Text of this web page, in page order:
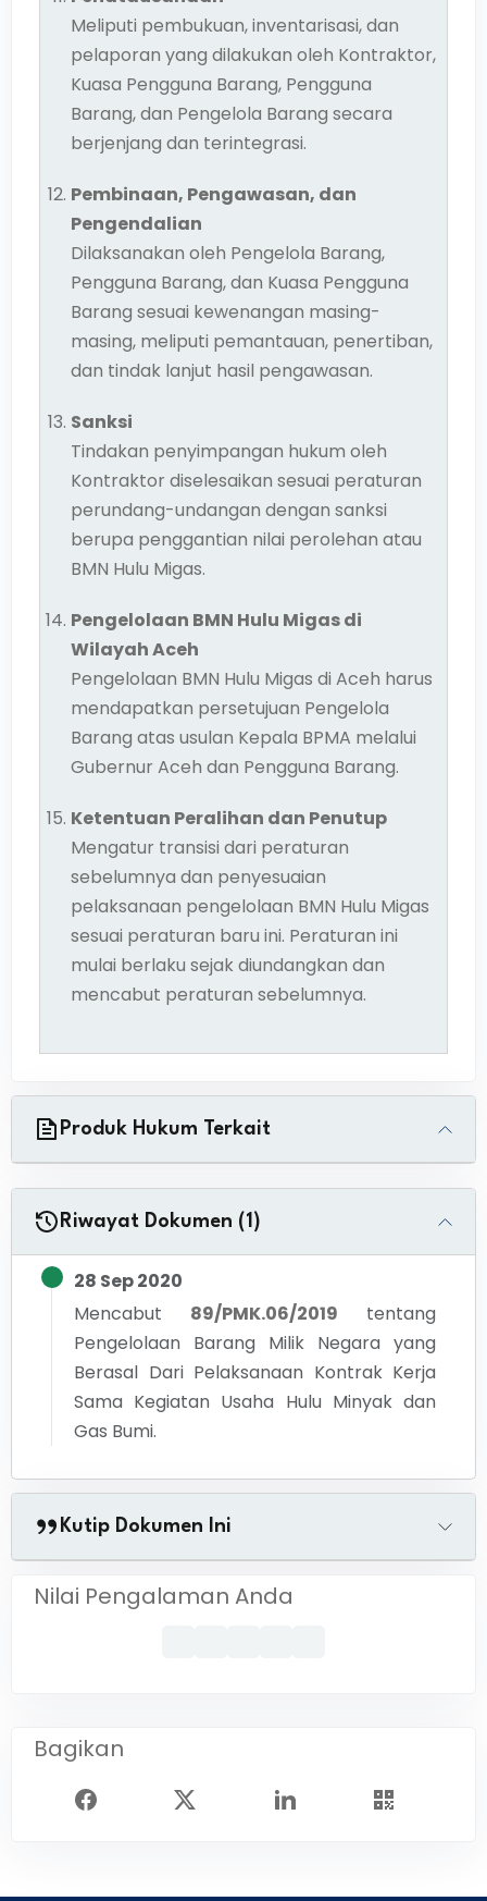
Meliputi pembukuan, inventarisasi, dan
pelaporan yang dilakukan oleh Kontraktor,
Kuasa Pengguna Barang, Pengguna
Barang, dan Pengelola Barang secara
berjenjang dan terintegrasi.
Pembinaan, Pengawasan, dan
Pengendalian
Dilaksanakan oleh Pengelola Barang,
Pengguna Barang, dan Kuasa Pengguna
Barang sesuai kewenangan masing-
masing, meliputi pemantauan, penertiban,
dan tindak lanjut hasil pengawasan.
Sanksi
Tindakan penyimpangan hukum oleh
Kontraktor diselesaikan sesuai peraturan
perundang-undangan dengan sanksi
berupa penggantian nilai perolehan atau
BMN Hulu Migas.
Pengelolaan BMN Hulu Migas di
Wilayah Aceh
Pengelolaan BMN Hulu Migas di Aceh harus
mendapatkan persetujuan Pengelola
Barang atas usulan Kepala BPMA melalui
Gubernur Aceh dan Pengguna Barang.
Ketentuan Peralihan dan Penutup
Mengatur transisi dari peraturan
sebelumnya dan penyesuaian
pelaksanaan pengelolaan BMN Hulu Migas
sesuai peraturan baru ini. Peraturan ini
mulai berlaku sejak diundangkan dan
mencabut peraturan sebelumnya.
Produk Hukum Terkait
Riwayat Dokumen (1)
28 Sep 2020
Mencabut
89/PMK.06/2019
tentang
Pengelolaan Barang Milik Negara yang
Berasal Dari Pelaksanaan Kontrak Kerja
Sama Kegiatan Usaha Hulu Minyak dan
Gas Bumi.
Kutip Dokumen Ini
Nilai Pengalaman Anda
Bagikan